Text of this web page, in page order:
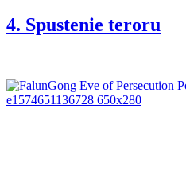
4. Spustenie teroru